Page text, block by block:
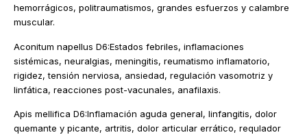
hemorrágicos, politraumatismos, grandes esfuerzos y calambre
muscular.
Aconitum napellus D6:Estados febriles, inflamaciones
sistémicas, neuralgias, meningitis, reumatismo inflamatorio,
rigidez, tensión nerviosa, ansiedad, regulación vasomotriz y
linfática, reacciones post-vacunales, anafilaxis.
Apis mellifica D6:Inflamación aguda general, linfangitis, dolor
quemante y picante, artritis, dolor articular errático, requlador